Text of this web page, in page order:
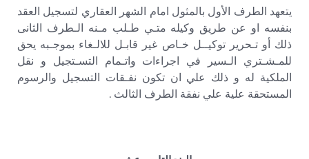
يتعهد الطرف الأول بالمثول امام الشهر العقاري لتسجيل العقد
بنفسه او عن طريق وكيله متـي طـلب مـنه الـطرف الثانى
ذلك أو تـحرير توكيــل خـاص غير قابـل للالـغاء بموجـبه يحق
للمـشـتري الـسير في اجراءات واتـمام التسـتجيل و نقل
الملكية له و ذلك علي ان تكون نفـقات التسجيل والرسوم
المستحقة علية علي نفقة الطرف الثالث .